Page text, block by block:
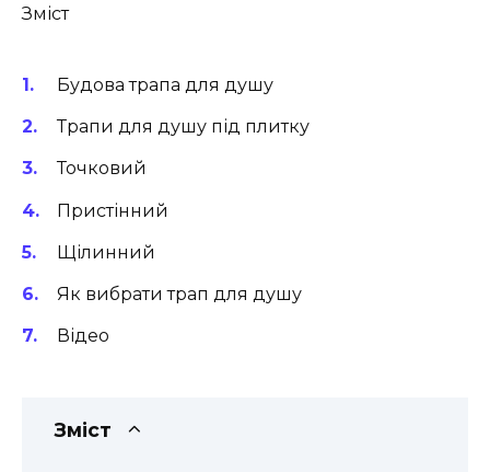
Зміст
Будова трапа для душу
Трапи для душу під плитку
Точковий
Пристінний
Щілинний
Як вибрати трап для душу
Відео
Зміст